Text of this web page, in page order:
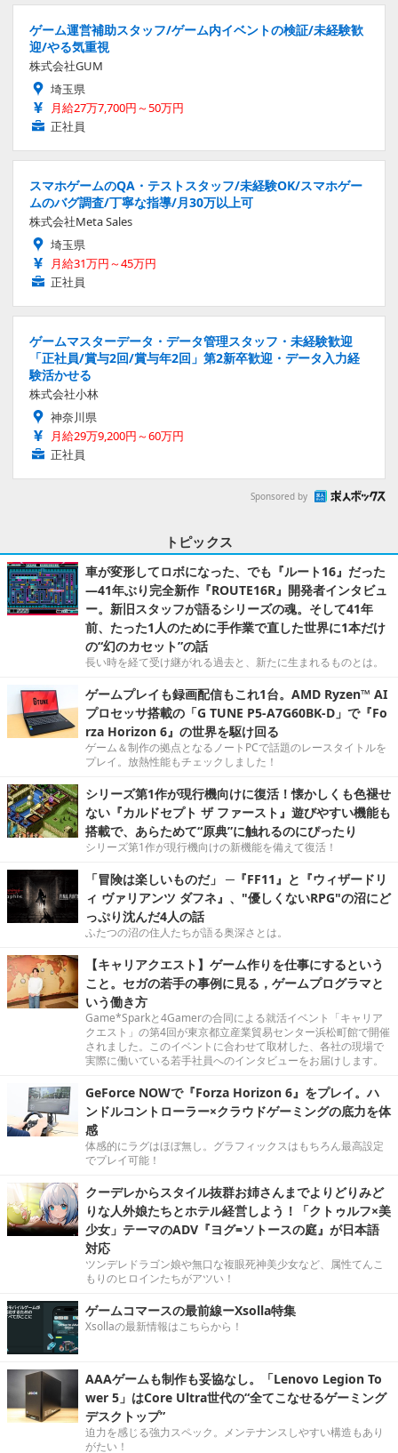
ゲーム運営補助スタッフ/ゲーム内イベントの検証/未経験歓
迎/やる気重視
株式会社GUM
埼玉県
月給27万7,700円～50万円
正社員
スマホゲームのQA・テストスタッフ/未経験OK/スマホゲー
ムのバグ調査/丁寧な指導/月30万以上可
株式会社Meta Sales
埼玉県
月給31万円～45万円
正社員
ゲームマスターデータ・データ管理スタッフ・未経験歓迎
「正社員/賞与2回/賞与年2回」第2新卒歓迎・データ入力経
験活かせる
株式会社小林
神奈川県
月給29万9,200円～60万円
正社員
Sponsored by
トピックス
車が変形してロボになった、でも『ルート16』だった
―41年ぶり完全新作『ROUTE16R』開発者インタビュ
ー。新旧スタッフが語るシリーズの魂。そして41年
前、たった1人のために手作業で直した世界に1本だけ
の“幻のカセット”の話
長い時を経て受け継がれる過去と、新たに生まれるものとは。
ゲームプレイも録画配信もこれ1台。AMD Ryzen™ AI
プロセッサ搭載の「G TUNE P5-A7G60BK-D」で『Fo
rza Horizon 6』の世界を駆け回る
ゲーム＆制作の拠点となるノートPCで話題のレースタイトルを
プレイ。放熱性能もチェックしました！
シリーズ第1作が現行機向けに復活！懐かしくも色褪せ
ない『カルドセプト ザ ファースト』遊びやすい機能も
搭載で、あらためて“原典”に触れるのにぴったり
シリーズ第1作が現行機向けの新機能を備えて復活！
「冒険は楽しいものだ」 ─『FF11』と『ウィザードリ
ィ ヴァリアンツ ダフネ』、"優しくないRPG"の沼にど
っぷり沈んだ4人の話
ふたつの沼の住人たちが語る奥深さとは。
【キャリアクエスト】ゲーム作りを仕事にするという
こと。セガの若手の事例に見る，ゲームプログラマと
いう働き方
Game*Sparkと4Gamerの合同による就活イベント「キャリア
クエスト」の第4回が東京都立産業貿易センター浜松町館で開催
されました。このイベントに合わせて取材した、各社の現場で
実際に働いている若手社員へのインタビューをお届けします。
GeForce NOWで『Forza Horizon 6』をプレイ。ハ
ンドルコントローラー×クラウドゲーミングの底力を体
感
体感的にラグはほぼ無し。グラフィックスはもちろん最高設定
でプレイ可能！
クーデレからスタイル抜群お姉さんまでよりどりみど
りな人外娘たちとホテル経営しよう！「クトゥルフ×美
少女」テーマのADV『ヨグ=ソトースの庭』が日本語
対応
ツンデレドラゴン娘や無口な複眼死神美少女など、属性てんこ
もりのヒロインたちがアツい！
ゲームコマースの最前線ーXsolla特集
Xsollaの最新情報はこちらから！
AAAゲームも制作も妥協なし。「Lenovo Legion To
wer 5」はCore Ultra世代の“全てこなせるゲーミング
デスクトップ”
迫力を感じる強力スペック。メンテナンスしやすい構造もあり
がたい！